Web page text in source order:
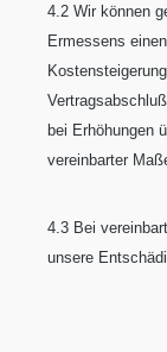
4.2 Wir können
Ermessens
bei Erhöhungen
vereinbarter
4.3 Bei
unsere